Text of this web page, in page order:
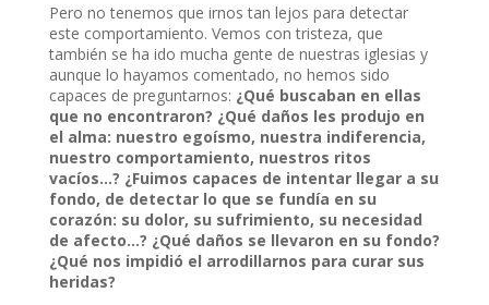
Pero no tenemos que irnos tan lejos para detectar
este comportamiento. Vemos con tristeza, que
también se ha ido mucha gente de nuestras iglesias y
aunque lo hayamos comentado, no hemos sido
capaces de preguntarnos: ¿Qué buscaban en ellas
que no encontraron? ¿Qué daños les produjo en
el alma: nuestro egoísmo, nuestra indiferencia,
nuestro comportamiento, nuestros ritos
vacíos…? ¿Fuimos capaces de intentar llegar a su
fondo, de detectar lo que se fundía en su
corazón: su dolor, su sufrimiento, su necesidad
de afecto…? ¿Qué daños se llevaron en su fondo?
¿Qué nos impidió el arrodillarnos para curar sus
heridas?